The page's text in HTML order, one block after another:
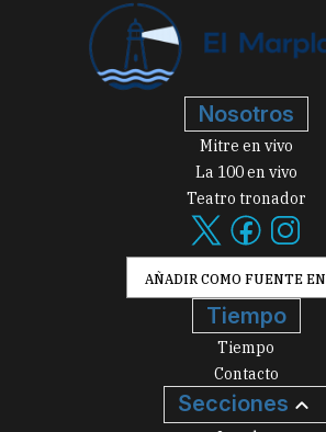
Nosotros
Mitre en vivo
La 100 en vivo
Teatro tronador
AÑADIR COMO FUENTE EN
Tiempo
Tiempo
Contacto
Secciones